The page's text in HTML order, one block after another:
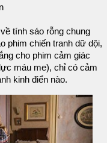
tính sáo rỗng chung
phim chiến tranh dữ dội,
cho phim cảm giác
máu me), chỉ có cảm
kinh điển nào.